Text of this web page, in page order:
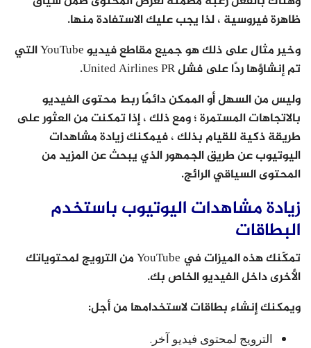
ظاهرة فيروسية ، لذا يجب عليك الاستفادة منها.
وخير مثال على ذلك هو جميع مقاطع فيديو YouTube التي
تم إنشاؤها ردًا على فشل United Airlines PR.
وليس من السهل أو الممكن دائمًا ربط محتوى الفيديو
بالاتجاهات المستمرة ؛ ومع ذلك ، إذا تمكنت من العثور على
طريقة ذكية للقيام بذلك ، فيمكنك زيادة مشاهدات
اليوتيوب عن طريق الجمهور الذي يبحث عن المزيد من
المحتوى السياقي الرائج.
زيادة مشاهدات اليوتيوب باستخدم
البطاقات
تمكّنك هذه الميزات في YouTube من الترويج لمحتوياتك
الأخرى داخل الفيديو الخاص بك.
ويمكنك إنشاء بطاقات لاستخدامها من أجل:
الترويج لمحتوى فيديو آخر.